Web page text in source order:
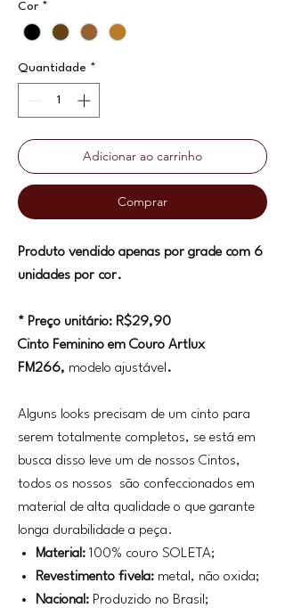
Cor *
Quantidade *
Adicionar ao carrinho
Comprar
Produto vendido apenas por grade com 6
unidades por cor.
* Preço unitário: R$29,90
Cinto Feminino em Couro Artlux
FM266, modelo ajustável .
Alguns looks precisam de um cinto para
serem totalmente completos, se está em
busca disso leve um de nossos Cintos,
todos os nossos são confeccionados em
material de alta qualidade o que garante
longa durabilidade a peça.
Material: 100% couro SOLETA;
Revestimento fivela: metal, não oxida;
Nacional: Produzido no Brasil;